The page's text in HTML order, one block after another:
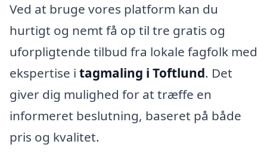
Ved at bruge vores platform kan du
hurtigt og nemt få op til tre gratis og
uforpligtende tilbud fra lokale fagfolk med
ekspertise i tagmaling i Toftlund. Det
giver dig mulighed for at træffe en
informeret beslutning, baseret på både
pris og kvalitet.